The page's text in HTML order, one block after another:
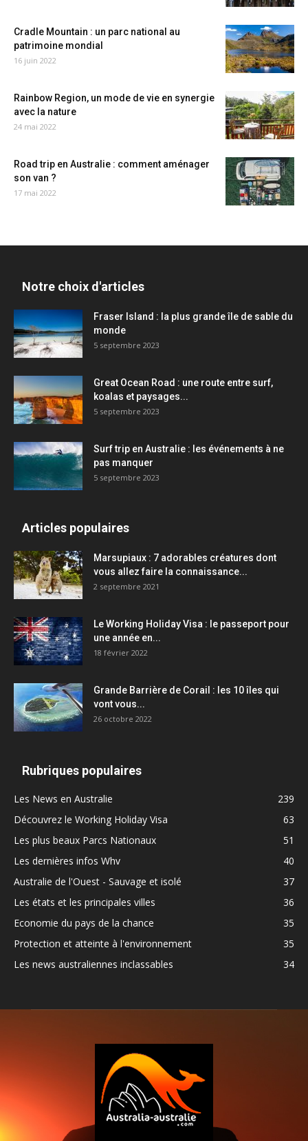
Cradle Mountain : un parc national au
patrimoine mondial
16 juin 2022
Rainbow Region, un mode de vie en synergie
avec la nature
24 mai 2022
Road trip en Australie : comment aménager
son van ?
17 mai 2022
Notre choix d'articles
Fraser Island : la plus grande île de sable du
monde
5 septembre 2023
Great Ocean Road : une route entre surf,
koalas et paysages...
5 septembre 2023
Surf trip en Australie : les événements à ne
pas manquer
5 septembre 2023
Articles populaires
Marsupiaux : 7 adorables créatures dont
vous allez faire la connaissance...
2 septembre 2021
Le Working Holiday Visa : le passeport pour
une année en...
18 février 2022
Grande Barrière de Corail : les 10 îles qui
vont vous...
26 octobre 2022
Rubriques populaires
Les News en Australie
239
Découvrez le Working Holiday Visa
63
Les plus beaux Parcs Nationaux
51
Les dernières infos Whv
40
Australie de l'Ouest - Sauvage et isolé
37
Les états et les principales villes
36
Economie du pays de la chance
35
Protection et atteinte à l'environnement
35
Les news australiennes inclassables
34